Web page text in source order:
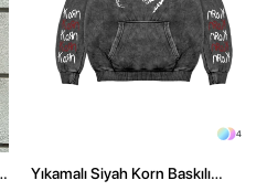
4
Yıkamalı Siyah Korn Baskılı